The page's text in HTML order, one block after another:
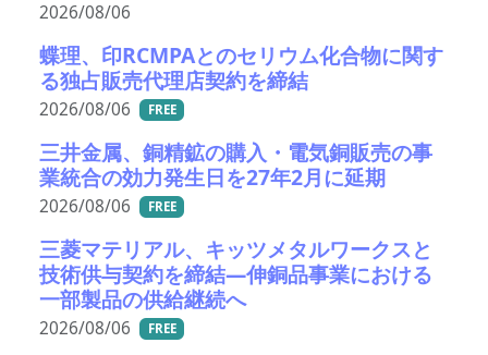
2026/08/06
蝶理、印RCMPAとのセリウム化合物に関す
る独占販売代理店契約を締結
2026/08/06 FREE
三井金属、銅精鉱の購入・電気銅販売の事
業統合の効力発生日を27年2月に延期
2026/08/06 FREE
三菱マテリアル、キッツメタルワークスと
技術供与契約を締結―伸銅品事業における
一部製品の供給継続へ
2026/08/06 FREE